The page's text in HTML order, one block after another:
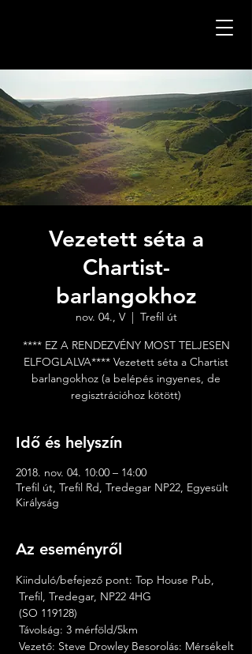
Vezetett séta a
Chartist-
barlangokhoz
nov. 04., V
  |
Trefil út
**** EZ A RENDEZVÉNY MOST TELJESEN
ELFOGLALVA**** Vezetett séta a Chartist
barlangokhoz (a belépés ingyenes, de
regisztrációhoz kötött)
Idő és helyszín
2018. nov. 04. 10:00 – 14:00
Trefil út, Trefil Rd, Tredegar NP22, Egyesült
Királyság
Az eseményről
Kiinduló/befejező pont: Top House Pub,
Trefil, Tredegar, NP22 4HG
(SO 119128)
Távolság: 3 mérföld/5km
Vezető: Steve Drowley Besorolás: Mérsékelt